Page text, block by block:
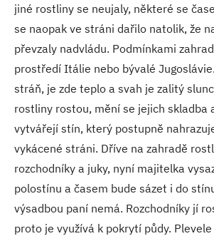
jiné rostliny se neujaly, některé se
se naopak ve stráni dařilo natolik, že
převzaly nadvládu. Podmínkami
prostředí Itálie nebo bývalé
stráň, je zde teplo a svah je zalitý
rostliny rostou, mění se jejich skladba
vytvářejí stín, který postupně
vykácené stráni. Dříve na zahradě
rozchodníky a juky, nyní majitelka
polostínu a časem bude sázet i do
výsadbou paní nemá. Rozchodníky jí
proto je využívá k pokrytí půdy.